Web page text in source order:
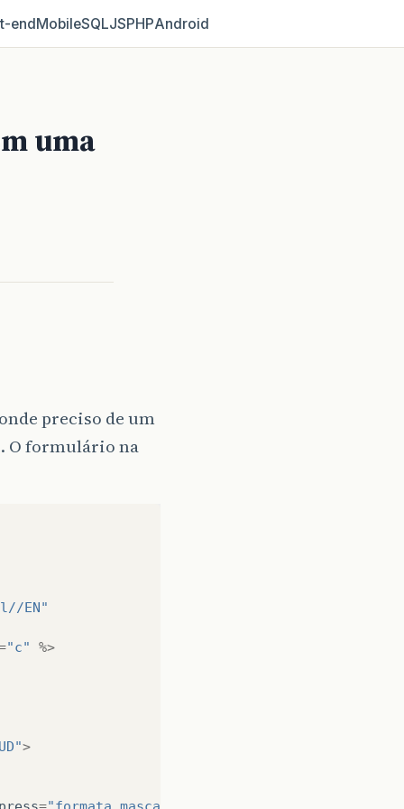
MobileSQLJSPHPAndroid
uma
preciso de um
O formulário na
EN"
"c"
%>
>
="formata_mascara(this,'##/##/####'); return